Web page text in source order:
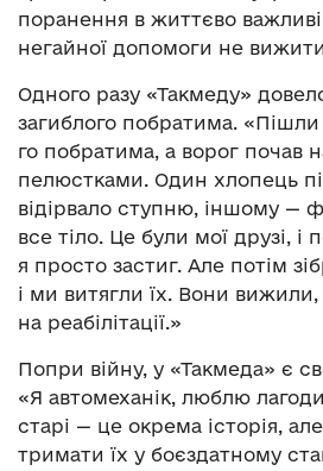
поранення в життєво
негайної допомоги не
Одного разу «Такмеду»
загиблого побратима.
го побратима, а ворог почав
пелюстками. Один хлопець
відірвало ступню, іншому —
все тіло. Це були мої друзі, і
я просто застиг. Але потім
і ми витягли їх. Вони вижили,
на реабілітації.»
Попри війну, у «Такмеда» є
«Я автомеханік, люблю
старі — це окрема історія,
тримати їх у боєздатному